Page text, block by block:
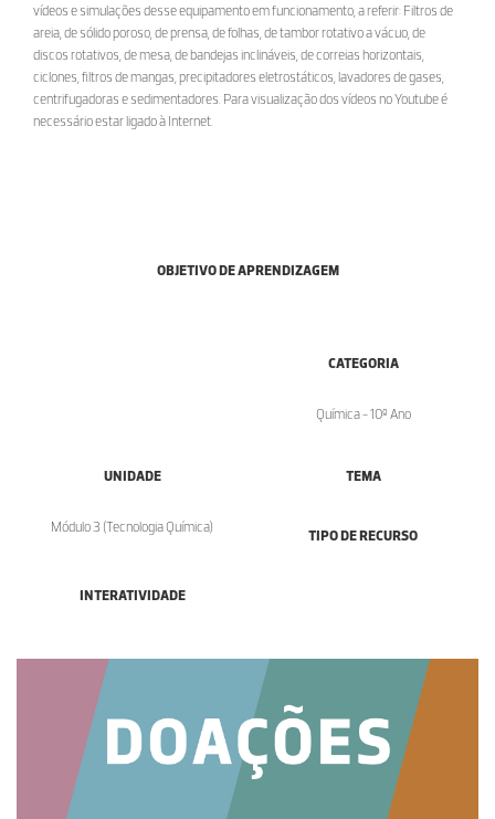
vídeos e simulações desse equipamento em funcionamento, a referir: Filtros de
areia, de sólido poroso, de prensa, de folhas, de tambor rotativo a vácuo, de
discos rotativos, de mesa, de bandejas inclináveis, de correias horizontais,
ciclones, filtros de mangas, precipitadores eletrostáticos, lavadores de gases,
centrifugadoras e sedimentadores. Para visualização dos vídeos no Youtube é
necessário estar ligado à Internet.
OBJETIVO DE APRENDIZAGEM
CATEGORIA
Química - 10º Ano
UNIDADE
Módulo 3 (Tecnologia Química)
TEMA
TIPO DE RECURSO
INTERATIVIDADE